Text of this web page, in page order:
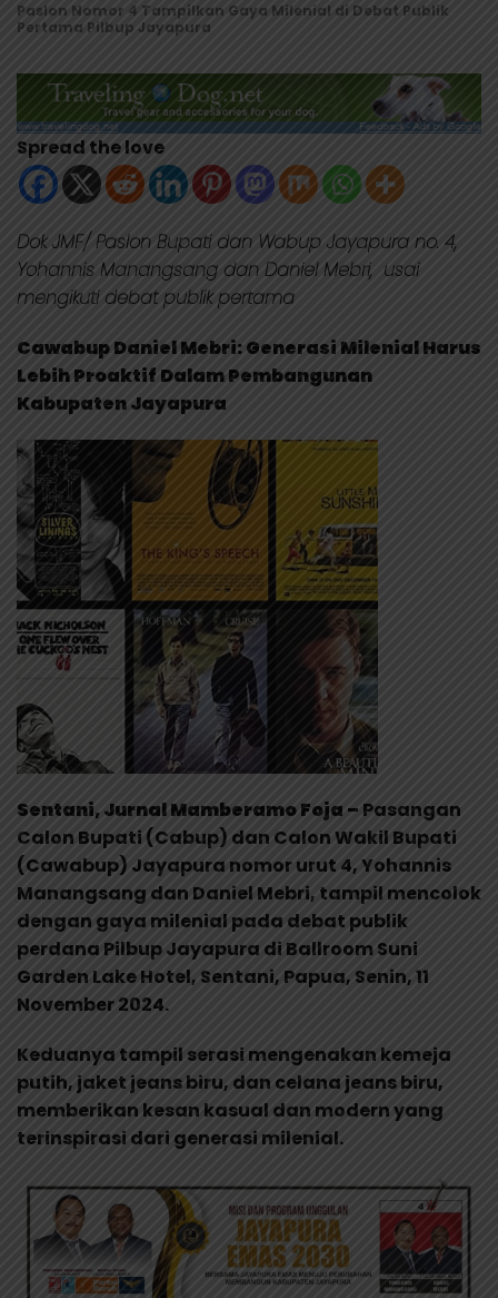
Paslon Nomor 4 Tampilkan Gaya Milenial di Debat Publik
Pertama Pilbup Jayapura
Spread the love
Dok JMF/ Paslon Bupati dan Wabup Jayapura no. 4,
Yohannis Manangsang dan Daniel Mebri, usai
mengikuti debat publik pertama
Cawabup Daniel Mebri: Generasi Milenial Harus
Lebih Proaktif Dalam Pembangunan
Kabupaten Jayapura
Sentani, Jurnal Mamberamo Foja – Pasangan
Calon Bupati (Cabup) dan Calon Wakil Bupati
(Cawabup) Jayapura nomor urut 4, Yohannis
Manangsang dan Daniel Mebri, tampil mencolok
dengan gaya milenial pada debat publik
perdana Pilbup Jayapura di Ballroom Suni
Garden Lake Hotel, Sentani, Papua, Senin, 11
November 2024.
Keduanya tampil serasi mengenakan kemeja
putih, jaket jeans biru, dan celana jeans biru,
memberikan kesan kasual dan modern yang
terinspirasi dari generasi milenial.